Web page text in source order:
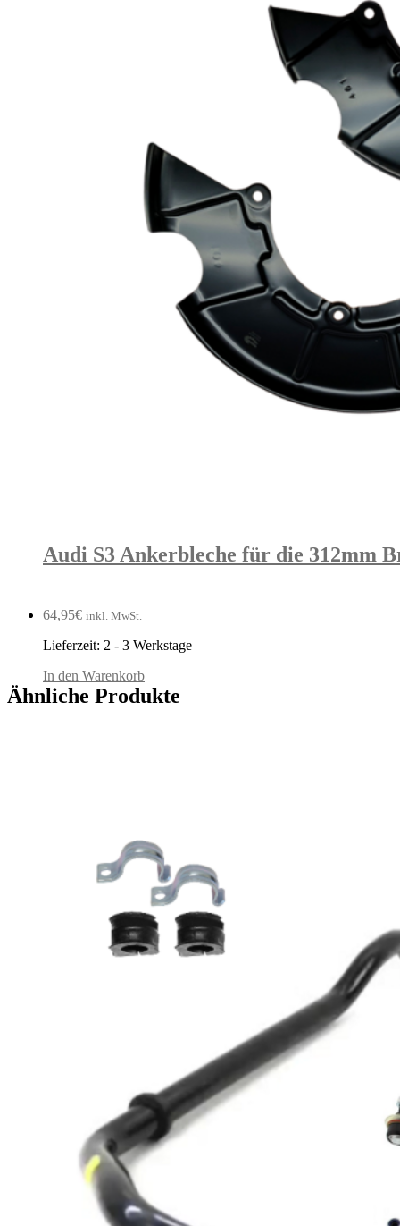
Audi S3 Ankerbleche für die 312mm
64,95€ inkl. MwSt.
Lieferzeit: 2 - 3 Werkstage
In den Warenkorb
Ähnliche Produkte